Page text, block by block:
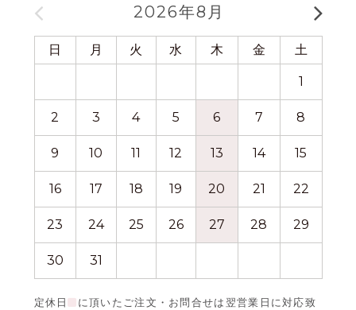
2026年8月
日 月 火 水 木 金 土
1
2 3 4 5 6 7 8
9 10 11 12 13 14 15
16 17 18 19 20 21 22
23 24 25 26 27 28 29
30 31
定休日
に頂いたご注文・お問合せは翌営業日に対応致